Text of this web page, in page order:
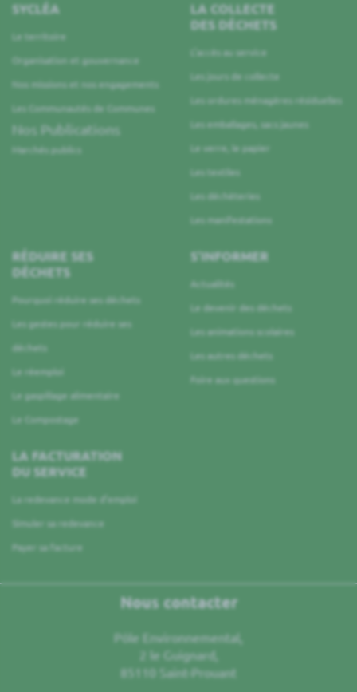
SYCLÉA
Le territoire
Organisation et gouvernance
Nos missions et nos engagements
Les Communautés de Communes
Nos Publications
Marchés publics
LA COLLECTE
DES DÉCHETS
L’accès au service
Les jours de collecte
Les ordures ménagères résiduelles
Les emballages, sacs jaunes
Le verre, le papier
Les textiles
Les déchèteries
Les manifestations
RÉDUIRE SES
DÉCHETS
Pourquoi réduire ses déchets
Les gestes pour réduire ses
déchets
Le réemploi
Le gaspillage alimentaire
Le Compostage
S’INFORMER
Actualités
Le devenir des déchets
Les animations scolaires
Les autres déchets
Foire aux questions
LA FACTURATION
DU SERVICE
La redevance mode d’emploi
Simuler sa redevance
Payer sa facture
Nous contacter
Pôle Environnemental,
2 le Guignard,
85110 Saint-Prouant